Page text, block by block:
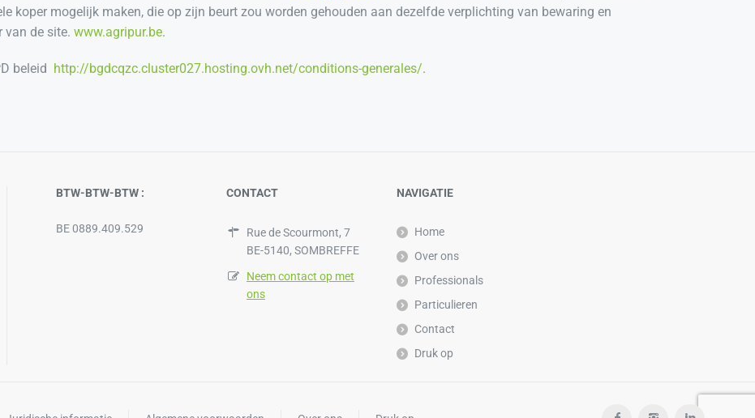
koper mogelijk maken, die op zijn beurt zou worden gehouden aan dezelfde verplichting van bewaring en
van de site. www.agripur.be.
beleid http://bgdcqzc.cluster027.hosting.ovh.net/conditions-generales/.
BTW-BTW-BTW :
BE 0889.409.529
CONTACT
Rue de Scourmont, 7
BE-5140, SOMBREFFE
Neem contact op met
ons
NAVIGATIE
Home
Over ons
Professionals
Particulieren
Contact
Druk op